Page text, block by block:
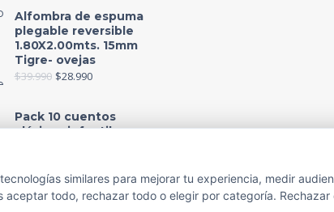
Alfombra de espuma
plegable reversible
1.80X2.00mts. 15mm
Tigre- ovejas
$39.990 $28.990
Pack 10 cuentos
clásicos infantiles,
similares para mejorar tu experiencia, medir
aceptar todo, rechazar todo o elegir por categoría. Rechazar